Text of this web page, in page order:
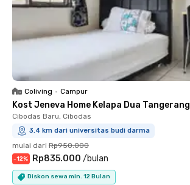
Coliving • Campur
Kost Jeneva Home Kelapa Dua Tangerang
Cibodas Baru, Cibodas
3.4 km dari universitas budi darma
mulai dari Rp950.000
-12% Rp835.000 /bulan
Diskon sewa min. 12 Bulan